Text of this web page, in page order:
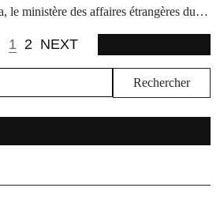
le ministère des affaires étrangères du…
1 2 NEXT